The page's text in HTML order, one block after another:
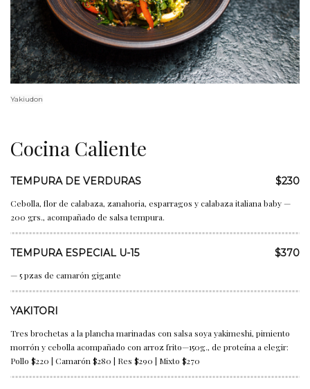
Yakiudon
Cocina Caliente
TEMPURA DE VERDURAS $230
Cebolla, flor de calabaza, zanahoria, esparragos y calabaza italiana baby —
200 grs., acompañado de salsa tempura.
TEMPURA ESPECIAL U-15 $370
— 5 pzas de camarón gigante
YAKITORI
Tres brochetas a la plancha marinadas con salsa soya yakimeshi, pimiento
morrón y cebolla acompañado con arroz frito—150g., de proteína a elegir:
Pollo $220 | Camarón $280 | Res $290 | Mixto $270